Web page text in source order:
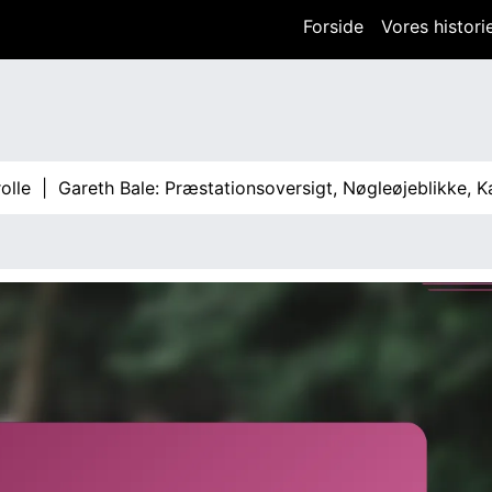
Forside Vores
Bale: Præstationsoversigt, Nøgleøjeblikke,